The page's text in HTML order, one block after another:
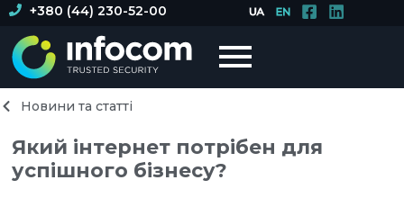
+380 (44) 230-52-00
Новини та статті
Який інтернет потрібен для
успішного бізнесу?